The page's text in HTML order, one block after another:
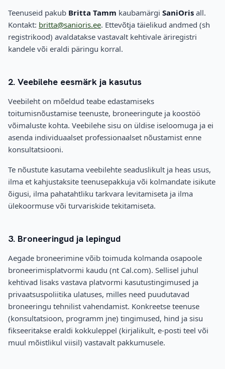
Teenuseid pakub Britta Tamm kaubamärgi SaniOris all.
Kontakt: britta@sanioris.ee. Ettevõtja täielikud andmed (sh
registrikood) avaldatakse vastavalt kehtivale äriregistri
kandele või eraldi päringu korral.
2. Veebilehe eesmärk ja kasutus
Veebileht on mõeldud teabe edastamiseks
toitumisnõustamise teenuste, broneeringute ja koostöö
võimaluste kohta. Veebilehe sisu on üldise iseloomuga ja ei
asenda individuaalset professionaalset nõustamist enne
konsultatsiooni.
Te nõustute kasutama veebilehte seaduslikult ja heas usus,
ilma et kahjustaksite teenusepakkuja või kolmandate isikute
õigusi, ilma pahatahtliku tarkvara levitamiseta ja ilma
ülekoormuse või turvariskide tekitamiseta.
3. Broneeringud ja lepingud
Aegade broneerimine võib toimuda kolmanda osapoole
broneerimisplatvormi kaudu (nt Cal.com). Sellisel juhul
kehtivad lisaks vastava platvormi kasutustingimused ja
privaatsuspoliitika ulatuses, milles need puudutavad
broneeringu tehnilist vahendamist. Konkreetse teenuse
(konsultatsioon, programm jne) tingimused, hind ja sisu
fikseeritakse eraldi kokkuleppel (kirjalikult, e-posti teel või
muul mõistlikul viisil) vastavalt pakkumusele.